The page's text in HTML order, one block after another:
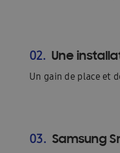
02. Une
Un gain de place et
03. Samsung